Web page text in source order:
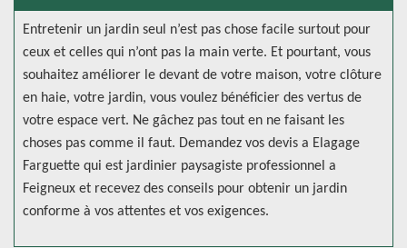
Entretenir un jardin seul n’est pas chose facile surtout pour
ceux et celles qui n’ont pas la main verte. Et pourtant, vous
souhaitez améliorer le devant de votre maison, votre clôture
en haie, votre jardin, vous voulez bénéficier des vertus de
votre espace vert. Ne gâchez pas tout en ne faisant les
choses pas comme il faut. Demandez vos devis a Elagage
Farguette qui est jardinier paysagiste professionnel a
Feigneux et recevez des conseils pour obtenir un jardin
conforme à vos attentes et vos exigences.